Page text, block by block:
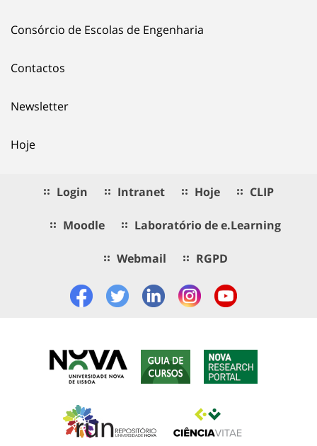
Consórcio de Escolas de Engenharia
Contactos
Newsletter
Hoje
Login Intranet Hoje CLIP
Moodle Laboratório de e.Learning
Webmail RGPD